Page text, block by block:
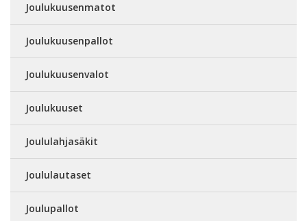
Joulukuusenmatot
Joulukuusenpallot
Joulukuusenvalot
Joulukuuset
Joululahjasäkit
Joululautaset
Joulupallot